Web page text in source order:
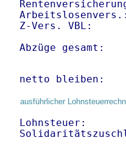
Z-Vers. VBL:
Abzüge gesamt:
netto
ausführlicher
Lohnsteuer: